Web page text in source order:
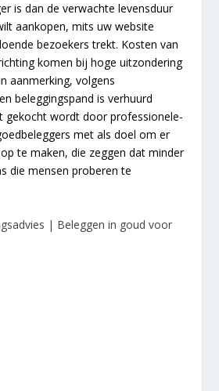
is dan de verwachte levensduur
aankopen, mits uw website
bezoekers trekt. Kosten van
komen bij hoge uitzondering
aanmerking, volgens
beleggingspand is verhuurd
gekocht wordt door professionele-
met als doel om er
te maken, die zeggen dat minder
die mensen proberen te
| Beleggen in goud voor